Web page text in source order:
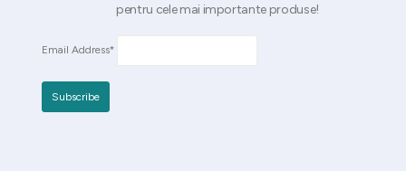
pentru cele mai importante produse!
Email Address*